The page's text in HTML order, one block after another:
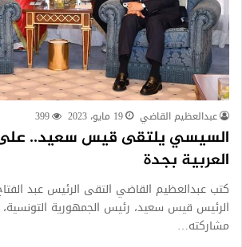
عبدالعظيم القاضي 19 مايو، 2023 399
السيسي يلتقى قيس سعيد..
العربية بجدة
كتب عبدالعظيم القاضي التقى الرئيس عبد
الرئيس قيس سعيد، رئيس الجمهورية
مشاركته…